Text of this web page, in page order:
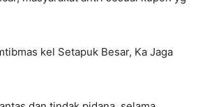
kel Setapuk Besar, Ka Jaga